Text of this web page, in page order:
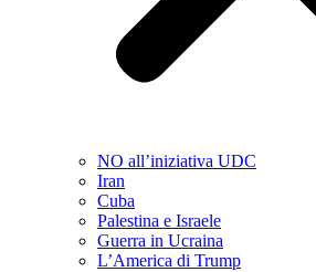
NO all’iniziativa UDC
Iran
Cuba
Palestina e Israele
Guerra in Ucraina
L’America di Trump